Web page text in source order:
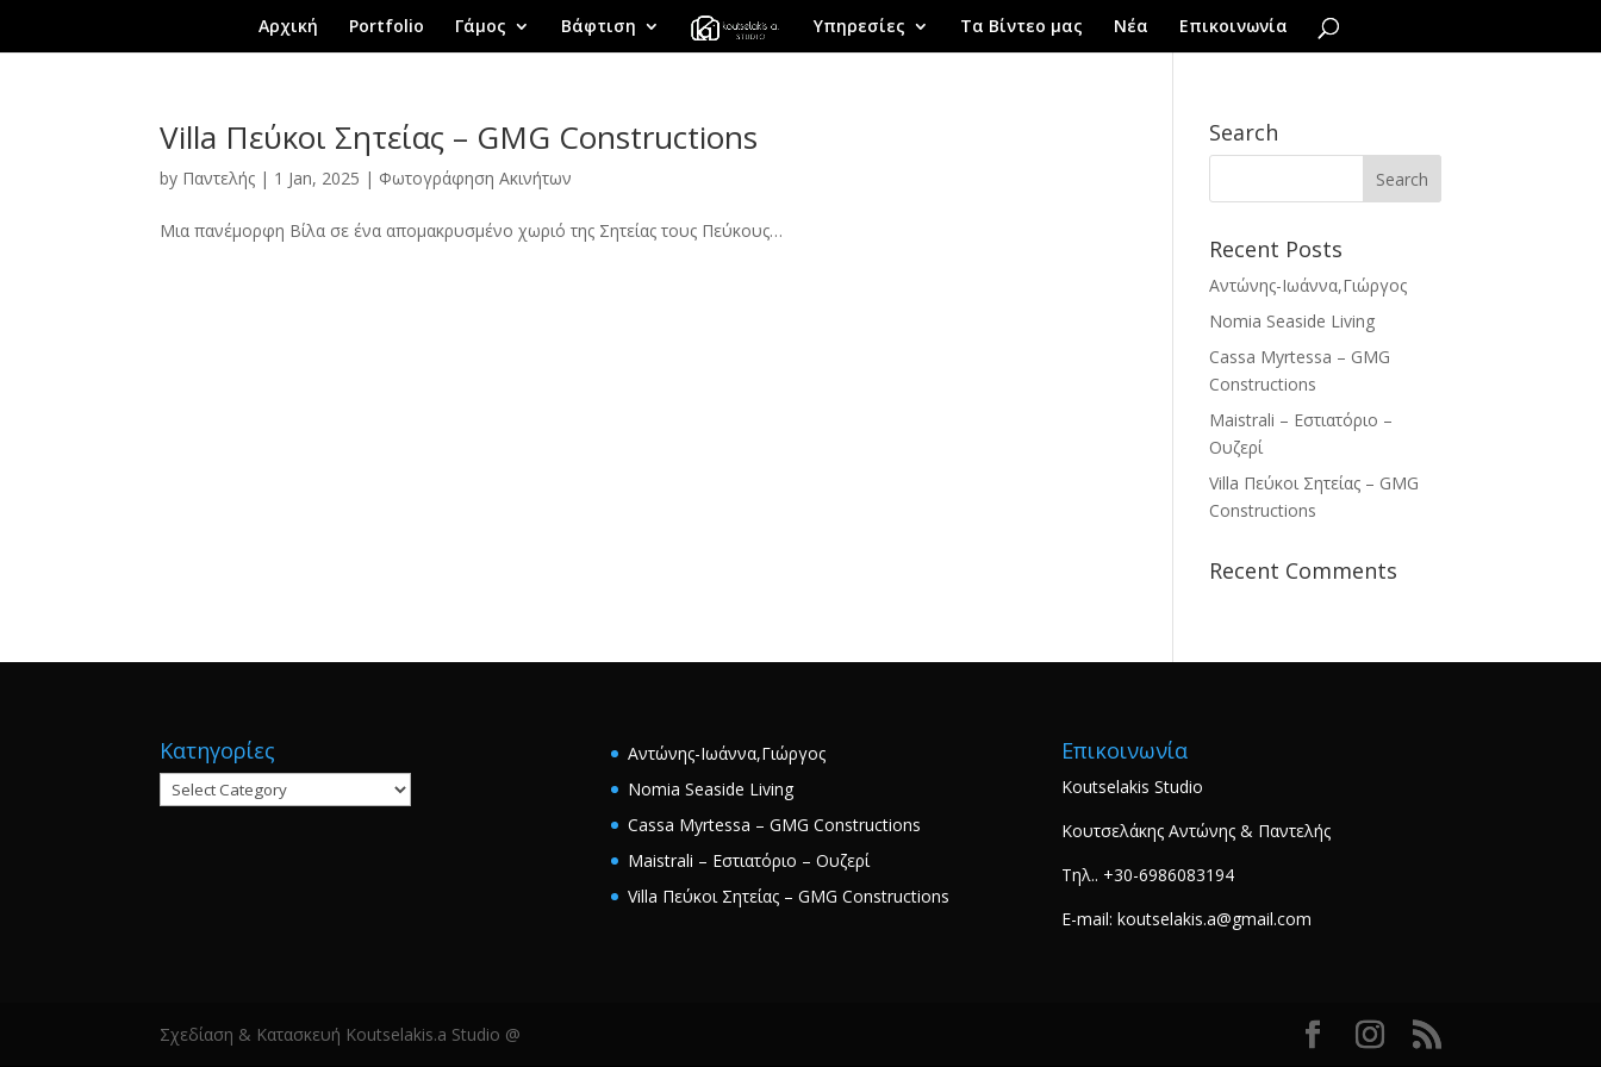
Αρχική Portfolio Γάμος Βάφτιση Υπηρεσίες Τα Βίντεο μας Νέα Επικοινωνία
Villa Πεύκοι Σητείας – GMG Constructions
by Παντελής | 1 Jan, 2025 | Φωτογράφηση Ακινήτων
Μια πανέμορφη Βίλα σε ένα απομακρυσμένο χωριό της Σητείας τους Πεύκους…
Search
Recent Posts
Αντώνης-Ιωάννα,Γιώργος
Nomia Seaside Living
Cassa Myrtessa – GMG
Constructions
Maistrali – Εστιατόριο –
Ουζερί
Villa Πεύκοι Σητείας – GMG
Constructions
Recent Comments
Κατηγορίες
Κατηγορίες
Αντώνης-Ιωάννα,Γιώργος
Nomia Seaside Living
Cassa Myrtessa – GMG Constructions
Maistrali – Εστιατόριο – Ουζερί
Villa Πεύκοι Σητείας – GMG Constructions
Επικοινωνία
Koutselakis Studio
Κουτσελάκης Αντώνης & Παντελής
Τηλ.. +30-6986083194
E-mail: koutselakis.a@gmail.com
Σχεδίαση & Κατασκευή Koutselakis.a Studio @